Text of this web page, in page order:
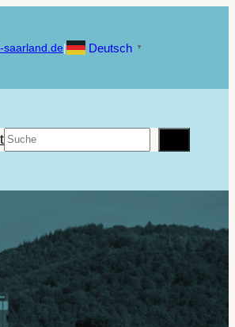
saarland.de| Deutsch ▼
Suchen